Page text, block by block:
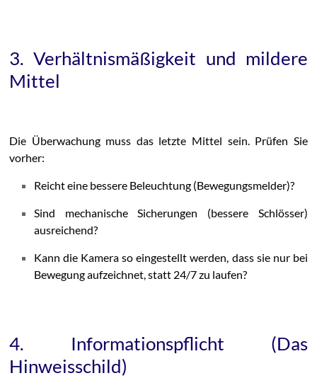
3. Verhältnismäßigkeit und mildere
Mittel
Die Überwachung muss das letzte Mittel sein. Prüfen Sie
vorher:
Reicht eine bessere Beleuchtung (Bewegungsmelder)?
Sind mechanische Sicherungen (bessere Schlösser)
ausreichend?
Kann die Kamera so eingestellt werden, dass sie nur bei
Bewegung aufzeichnet, statt 24/7 zu laufen?
4. Informationspflicht (Das
Hinweisschild)